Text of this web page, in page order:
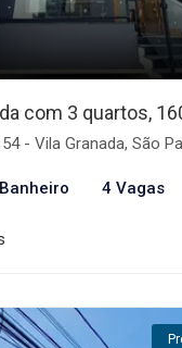
com 3 quartos,
- Vila Granada, São
4 Vagas